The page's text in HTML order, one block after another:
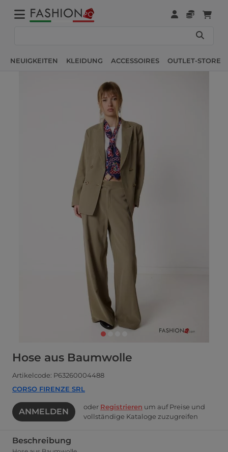
NEUIGKEITEN KLEIDUNG ACCESSOIRES OUTLET-STORE
Hose aus Baumwolle
Artikelcode: P63260004488
CORSO FIRENZE SRL
ANMELDEN oder Registrieren um auf Preise und
vollständige Kataloge zuzugreifen
Beschreibung